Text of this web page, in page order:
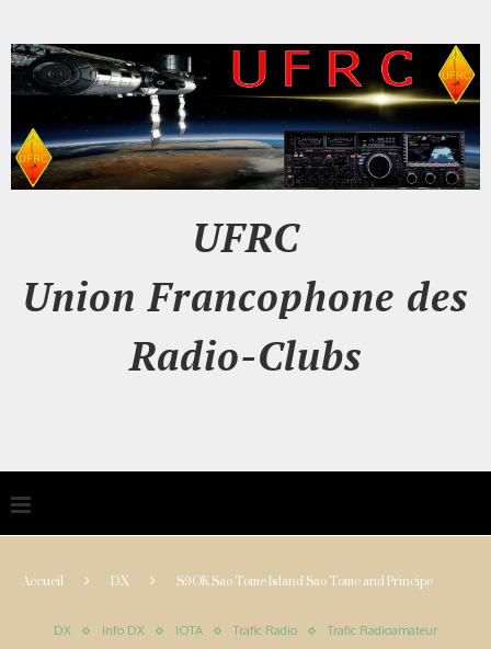
UFRC
Union Francophone des
Radio-Clubs
Accueil DX S9OK Sao Tome Island Sao Tome and Principe
DX Info DX IOTA Trafic Radio Trafic Radioamateur